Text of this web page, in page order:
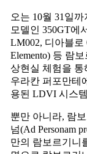
오는 10월 31일
모델인 350GT에
LM002, 디아블로
Elemento) 등 람
상현실 체험을
우라칸 퍼포만테
용된 LDVI 시스
뿐만 아니라, 람
넘(Ad Personam
만의 람보르기니